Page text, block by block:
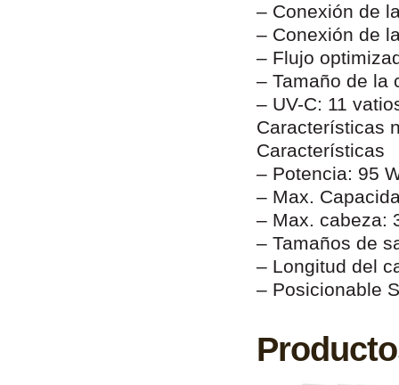
– Conexión de
– Conexión de
– Flujo
– Tamaño de la
– UV-C: 11
Características
Características
– Potencia: 95
– Max.
– Max. cabeza:
– Tamaños de
– Longitud del
– Posicionable